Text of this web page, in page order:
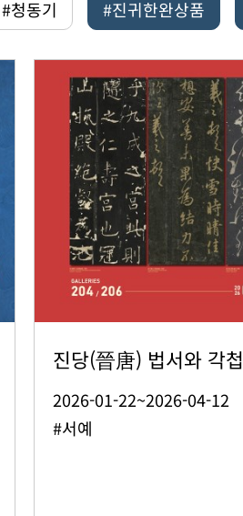
#청동기 #진귀한완상품
진당(晉唐) 법서와 각
2026-01-22~2026-04-12
#서예